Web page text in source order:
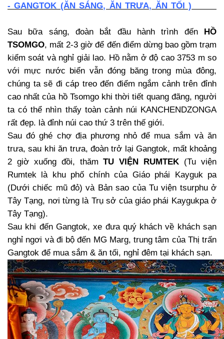
- GANGTOK (ĂN SÁNG, ĂN TRƯA, ĂN TỐI )
Sau bữa sáng, đoàn bắt đầu hành trình đến HỒ
TSOMGO, mất 2-3 giờ để đến điểm dừng bao gồm trạm
kiểm soát và nghỉ giải lao. Hồ nằm ở độ cao 3753 m so
với mực nước biển vẫn đóng băng trong mùa đông,
chúng ta sẽ đi cáp treo đến điểm ngắm cảnh trên đỉnh
cao nhất của hồ Tsomgo khi thời tiết quang đãng, người
ta có thể nhìn thấy toàn cảnh núi KANCHENDZONGA
rất đẹp. là đỉnh núi cao thứ 3 trên thế giới.
Sau đó ghé chợ địa phương nhỏ để mua sắm và ăn
trưa, sau khi ăn trưa, đoàn trở lại Gangtok, mất khoảng
2 giờ xuống đồi, thămTU VIỆN RUMTEK (Tu viện
Rumtek là khu phố chính của Giáo phái Kayguk pa
(Dưới chiếc mũ đỏ) và Bản sao của Tu viện tsurphu ở
Tây Tạng, nơi từng là Trụ sở của giáo phái Kaygukpa ở
Tây Tạng).
Sau khi đến Gangtok, xe đưa quý khách về khách sạn
nghỉ ngơi và đi bộ đến MG Marg, trung tâm của Thị trấn
Gangtok để mua sắm & ăn tối, nghỉ đêm tại khách sạn.